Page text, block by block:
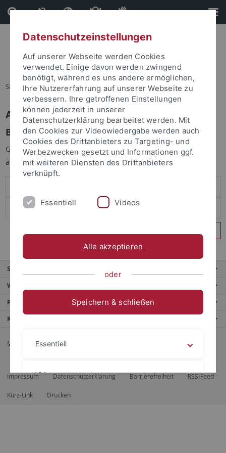
Direkt
zum
Inhalt
Direkt
zur
Fußleiste
Sie sind hier: Startseite
Anmelden
Benutzeranmeldung
Geben Sie Ihren Benutzernamen und Ihr Passwort an um sich
anzumelden:
Service
Weitere Angebote
Portale
Kontaktinfo
© 2026 Eberhard Karls Universität Tübingen, Tübingen
Impressum Datenschutzerklärung Barrierefreiheit RSS-Feed
Kurz-Link Drucken
Datenschutzeinstellungen
Auf unserer Webseite werden Cookies
verwendet. Einige davon werden zwingend
benötigt, während es uns andere ermöglichen,
Ihre Nutzererfahrung auf unserer Webseite zu
verbessern. Ihre getroffenen Einstellungen
können jederzeit in unserer
Datenschutzerklärung bearbeitet werden. Mit
den Cookies zur Videowiedergabe werden auch
Cookies des Drittanbieters zu Targeting- und
Werbezwecken gesetzt und Informationen ggf.
mit weiteren Diensten des Drittanbieters
verknüpft.
Essentiell Videos
Alle akzeptieren
oder
Speichern & schließen
Essentiell
Videos